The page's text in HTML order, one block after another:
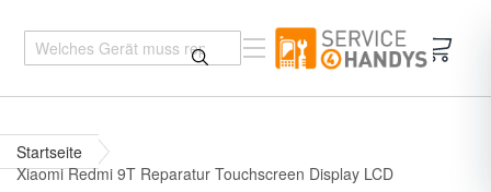
Startseite
Xiaomi Redmi 9T Reparatur Touchscreen Display LCD